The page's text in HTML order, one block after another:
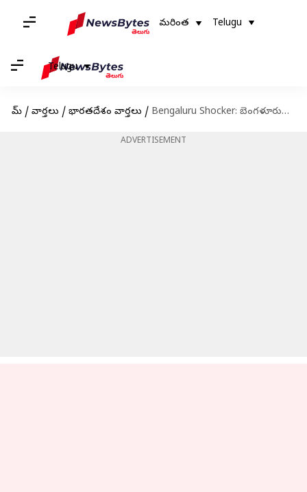
మరింత Telugu
Telugu
హోమ్ / వార్తలు / భారతదేశం వార్తలు / Bengaluru Shocker: బెంగళూరులో దారుణం.. కుళ్లిన స్థితిలో యువతి నగ్న ముతదేహం
ADVERTISEMENT